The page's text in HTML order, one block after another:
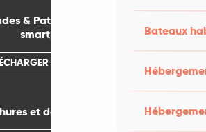
Bateaux
& Patrimoines sur votre
smartphone
L'APPLICATION
et documentations